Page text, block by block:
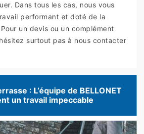
Dans tous les cas, nous vous
performant et doté de la
un devis ou un complément
surtout pas à nous contacter
: L’équipe de BELLONET
un travail impeccable